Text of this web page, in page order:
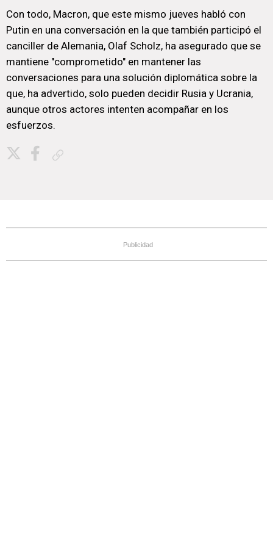
Con todo, Macron, que este mismo jueves habló con
Putin en una conversación en la que también participó el
canciller de Alemania, Olaf Scholz, ha asegurado que se
mantiene "comprometido" en mantener las
conversaciones para una solución diplomática sobre la
que, ha advertido, solo pueden decidir Rusia y Ucrania,
aunque otros actores intenten acompañar en los
esfuerzos.
Publicidad